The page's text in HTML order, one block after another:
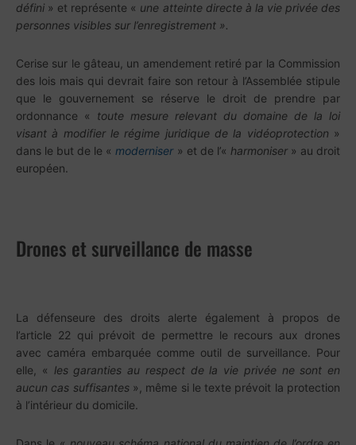
défini » et représente « une atteinte directe à la vie privée des
personnes visibles sur l’enregistrement ».
Cerise sur le gâteau, un amendement retiré par la Commission
des lois mais qui devrait faire son retour à l’Assemblée stipule
que le gouvernement se réserve le droit de prendre par
ordonnance «
toute mesure relevant du domaine de la loi
visant à modifier le régime juridique de la vidéoprotection »
dans le but de le « moderniser » et de l’« harmoniser» au droit
européen.
Drones et surveillance de masse
La défenseure des droits alerte également à propos de
l’article 22 qui prévoit de permettre le recours aux drones
avec caméra embarquée comme outil de surveillance. Pour
elle, « les garanties au respect de la vie privée ne sont en
aucun cas suffisantes», même si le texte prévoit la protection
à l’intérieur du domicile.